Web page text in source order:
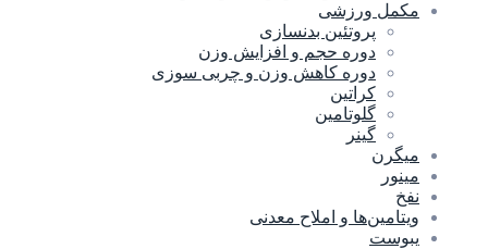
مکمل ورزشی
پروتئین بدنسازی
دوره حجم و افزایش وزن
دوره کاهش وزن و چربی سوزی
کراتین
گلوتامین
گینر
میگرن
مینور
نفخ
ویتامین‌ها و املاح معدنی
یبوست